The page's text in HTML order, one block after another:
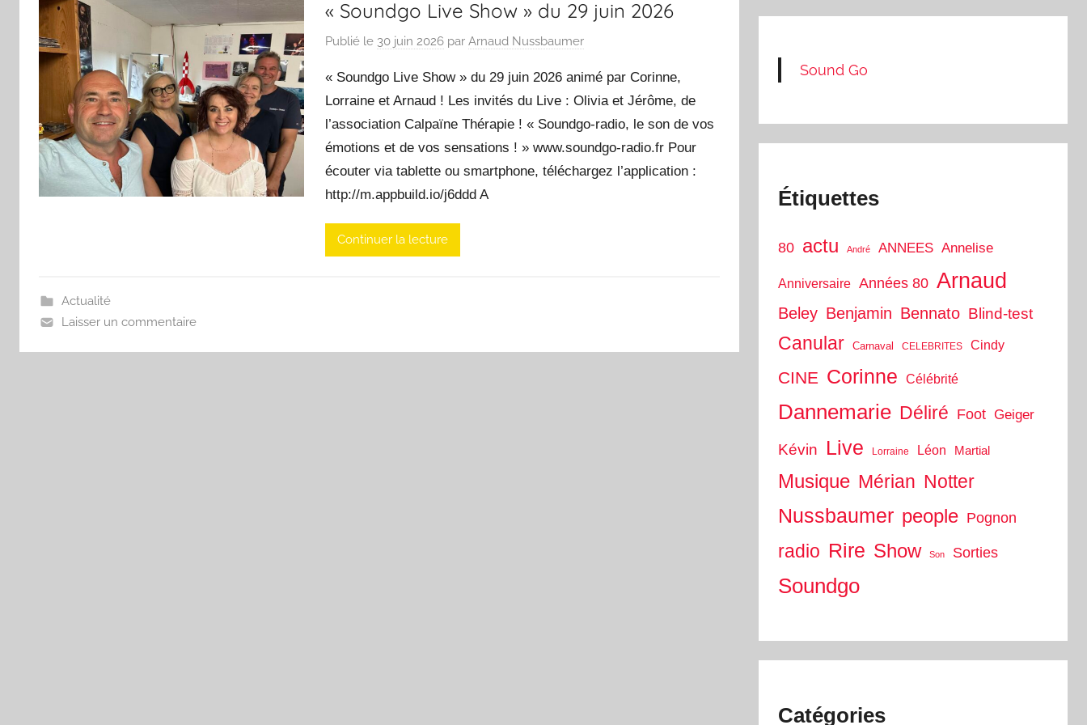
« Soundgo Live Show » du 29 juin 2026
Publié le 30 juin 2026par Arnaud Nussbaumer
« Soundgo Live Show » du 29 juin 2026 animé par Corinne,
Lorraine et Arnaud ! Les invités du Live : Olivia et Jérôme, de
l’association Calpaïne Thérapie ! « Soundgo-radio, le son de vos
émotions et de vos sensations ! » www.soundgo-radio.fr Pour
écouter via tablette ou smartphone, téléchargez l’application :
http://m.appbuild.io/j6ddd A
Continuer la lecture
Actualité
Laisser un commentaire
Sound Go
Étiquettes
80 actu André ANNEES Annelise
Anniversaire Années 80 Arnaud
Beley Benjamin Bennato Blind-test
Canular Carnaval CELEBRITES Cindy
CINE Corinne Célébrité
Dannemarie Déliré Foot Geiger
Kévin Live Lorraine Léon Martial
Musique Mérian Notter
Nussbaumer people Pognon
radio Rire Show Son Sorties
Soundgo
Catégories